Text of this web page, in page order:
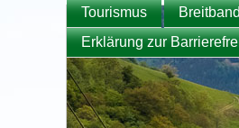
Tourismus
Erklärung zur